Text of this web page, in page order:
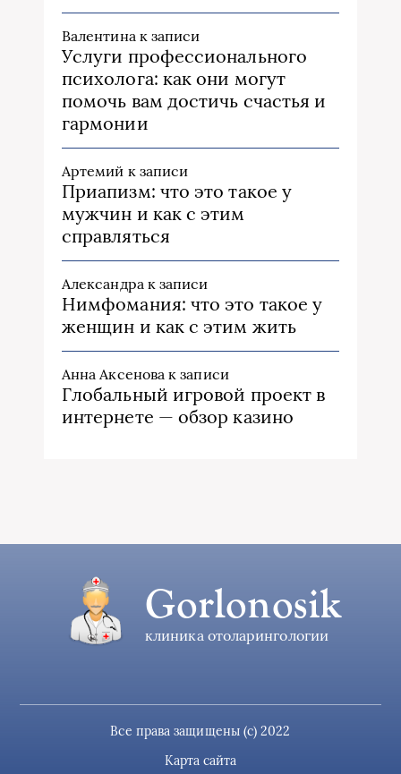
Валентина к записи
Услуги профессионального
психолога: как они могут
помочь вам достичь счастья и
гармонии
Артемий к записи
Приапизм: что это такое у
мужчин и как с этим
справляться
Александра к записи
Нимфомания: что это такое у
женщин и как с этим жить
Анна Аксенова к записи
Глобальный игровой проект в
интернете — обзор казино
Gorlonosik
клиника отоларингологии
Все права защищены (c) 2022
Карта сайта